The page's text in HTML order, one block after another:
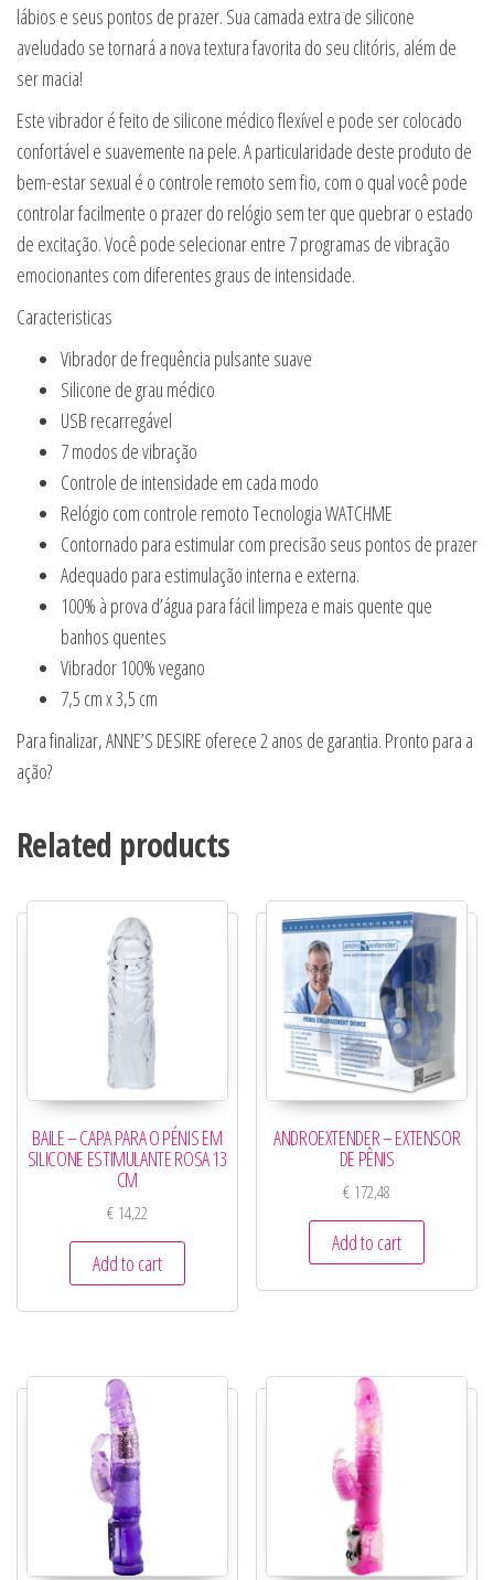
lábios e seus pontos de prazer. Sua camada extra de silicone
aveludado se tornará a nova textura favorita do seu clitóris, além de
ser macia!
Este vibrador é feito de silicone médico flexível e pode ser colocado
confortável e suavemente na pele. A particularidade deste produto de
bem-estar sexual é o controle remoto sem fio, com o qual você pode
controlar facilmente o prazer do relógio sem ter que quebrar o estado
de excitação. Você pode selecionar entre 7 programas de vibração
emocionantes com diferentes graus de intensidade.
Caracteristicas
Vibrador de frequência pulsante suave
Silicone de grau médico
USB recarregável
7 modos de vibração
Controle de intensidade em cada modo
Relógio com controle remoto Tecnologia WATCHME
Contornado para estimular com precisão seus pontos de prazer
Adequado para estimulação interna e externa.
100% à prova d’água para fácil limpeza e mais quente que
banhos quentes
Vibrador 100% vegano
7,5 cm x 3,5 cm
Para finalizar, ANNE’S DESIRE oferece 2 anos de garantia. Pronto para a
ação?
Related products
BAILE – CAPA PARA O PÉNIS EM
SILICONE ESTIMULANTE ROSA 13
CM
€14,22
Add to cart
ANDROEXTENDER – EXTENSOR
DE PÊNIS
€ 172,48
Add to cart